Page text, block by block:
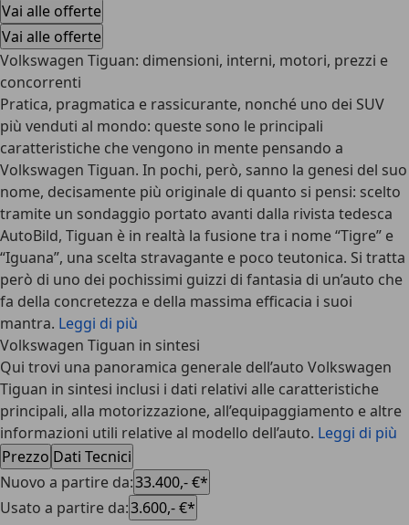
Vai alle offerte
Vai alle offerte
Volkswagen Tiguan: dimensioni, interni, motori, prezzi e
concorrenti
Pratica, pragmatica e rassicurante, nonché uno dei SUV
più venduti al mondo: queste sono le principali
caratteristiche che vengono in mente pensando a
Volkswagen Tiguan. In pochi, però, sanno la genesi del suo
nome, decisamente più originale di quanto si pensi: scelto
tramite un sondaggio portato avanti dalla rivista tedesca
AutoBild, Tiguan è in realtà la fusione tra i nome “Tigre” e
“Iguana”, una scelta stravagante e poco teutonica. Si tratta
però di uno dei pochissimi guizzi di fantasia di un’auto che
fa della concretezza e della massima efficacia i suoi
mantra. Leggi di più
Volkswagen Tiguan in sintesi
Qui trovi una panoramica generale dell’auto Volkswagen
Tiguan in sintesi inclusi i dati relativi alle caratteristiche
principali, alla motorizzazione, all’equipaggiamento e altre
informazioni utili relative al modello dell’auto. Leggi di più
Prezzo Dati Tecnici
Nuovo a partire da:33.400,- €*
Usato a partire da:3.600,- €*